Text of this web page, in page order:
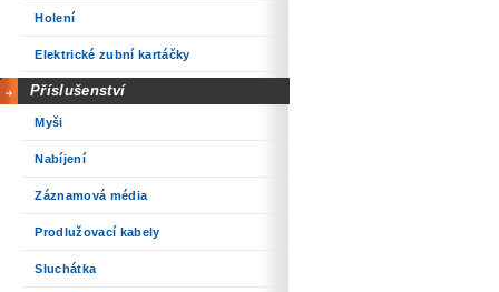
Holení
Elektrické zubní kartáčky
Příslušenství
Myši
Nabíjení
Záznamová média
Prodlužovací kabely
Sluchátka